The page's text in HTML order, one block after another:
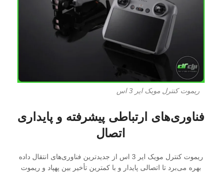
ریموت کنترل مویک ایر 3 اس
فناوری‌های ارتباطی پیشرفته و پایداری
اتصال
ریموت کنترل مویک ایر 3 اس از جدیدترین فناوری‌های انتقال داده
بهره می‌برد تا اتصالی پایدار و با کمترین تأخیر بین پهپاد و ریموت